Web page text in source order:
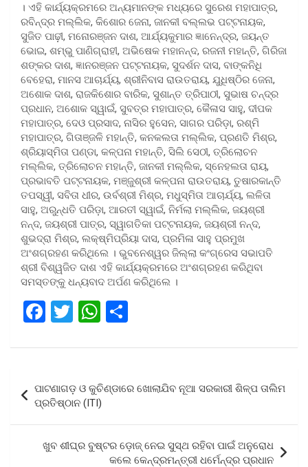
। ଏହି କାର୍ଯ୍ୟକ୍ରମରେ ଅନ୍ୟମାନଙ୍କ ମଧ୍ୟରେ ସୁରେଶ ମହାପାତ୍ର,
ରବିନ୍ଦ୍ର ମଲ୍ଲିକ, କିଶୋର ଜେନା, ଜାନକୀ ବଲ୍ଲଭ ପଟ୍ଟନାୟକ,
ସୁଜିତ ପାଢ଼ୀ, ମନୋରଞ୍ଜନ ଦାଶ, ଆର୍ଯ୍ୟକୁମାର ଜ୍ଞାନେନ୍ଦ୍ର, ଜୟନ୍ତ
ଭୋଇ, ଶମ୍ଭୁ ପାଣିଗ୍ରାହୀ, ଅଭିଷେକ ମହାନନ୍ଦ, ରଜନୀ ମହାନ୍ତି, ଗିରିଜା
ଶଙ୍କର ଦାଶ, ଜ୍ଞାନରଞ୍ଜନ ପଟ୍ଟନାୟକ, ସୁଦର୍ଶନ ଦାସ, ବାଙ୍କନିଧି
ବେହେରା, ମାନସ ଆଚାର୍ଯ୍ୟ, ଶ୍ରୀନିବାସ ରାଉତରାୟ, ଯୁଧିଷ୍ଠିର ଜେନା,
ଅଶୋକ ଦାଶ, ରାଜକିଶୋର ବାରିକ, ସୁଶାନ୍ତ ତ୍ରିପାଠୀ, ସୁଭାଷ ଚନ୍ଦ୍ର
ପ୍ରଧାନ, ଅଶୋକ ସ୍ୱାଇଁ, ସୁବତ୍ର ମହାପାତ୍ର, କୈଳାସ ସାହୁ, ଦୀପକ
ମହାପାତ୍ର, ଦେଓ ପ୍ରସାଦ, ନାସିର ହୁସେନ, ସାଗର ପରିଡ଼ା, ରଶ୍ମି
ମହାପାତ୍ର, ଗିତାଞ୍ଜଳି ମହାନ୍ତି, କନକଲତା ମଲ୍ଲିକ, ପ୍ରଣତି ମିଶ୍ର,
ଶ୍ରିୟାସ୍ମିତା ପଣ୍ଡା, କଳ୍ପନା ମହାନ୍ତି, ସିଲି ସେଠୀ, ତ୍ରିଲୋଚନ
ମଲ୍ଲିକ, ତ୍ରିଲୋଚନ ମହାନ୍ତି, ଜାନକୀ ମଲ୍ଲିକ, ସ୍ନେହଲତା ରାୟ,
ପ୍ରଭାବତି ପଟ୍ଟନାୟକ, ମଞ୍ଜୁଶ୍ରୀ କଳ୍ପନା ରାଉତରାୟ, ତୁଷାରକାନ୍ତି
ତପସ୍ୱୀ, ସବିତା ଧୀର, ଉର୍ବଶ୍ରୀ ମିଶ୍ର, ମଧୁସ୍ମିତା ଆଚାର୍ଯ୍ୟ, ଲଳିତା
ସାହୁ, ଅରୁନ୍ଧତି ପରିଡ଼ା, ଆରତୀ ସ୍ୱାଇଁ, ନିର୍ମଲା ମଲ୍ଲିକ, ଜୟଶ୍ରୀ
ନନ୍ଦ, ଜୟଶ୍ରୀ ପାତ୍ର, ସ୍ୱାଗତିକା ପଟ୍ଟନାୟକ, ଜୟଶ୍ରୀ ନନ୍ଦ,
ଶୁଭଦ୍ରା ମିଶ୍ର, ଲକ୍ଷ୍ମିପ୍ରିୟା ଦାସ, ପ୍ରମିଳା ସାହୁ ପ୍ରମୁଖ
ଅଂଶଗ୍ରହଣ କରିଥିଲେ । ଭୁବନେଶ୍ୱର ଜିଲ୍ଲା କଂଗ୍ରେସ ସଭାପତି
ଶ୍ରୀ ବିଶ୍ୱଜିତ ଦାଶ ଏହି କାର୍ଯ୍ୟକ୍ରମରେ ଅଂଶଗ୍ରହଣ କରିଥିବା
ସମସ୍ତଙ୍କୁ ଧନ୍ୟବାଦ ଅର୍ପଣ କରିଥିଲେ ।
F
ce
o
o
k
T
tt
W
at
s
A
p
p
ar
navigation
ପାଟଣାଗଡ଼ ଓ କୁଚିଣ୍ଡାରେ ଖୋଲାଯିବ ନୂଆ ସରକାରୀ ଶିଳ୍ପ ତାଲିମ
ପ୍ରତିଷ୍ଠାନ (ITI)
ଖୁବ ଶୀଘ୍ର ବୁଷ୍ଟର ଡ଼ୋଜ୍ ନେଇ ସୁସ୍ଥ ରହିବା ପାଇଁ ଅନୁରୋଧ
କଲେ କେନ୍ଦ୍ରମନ୍ତ୍ରୀ ଧର୍ମେନ୍ଦ୍ର ପ୍ରଧାନ